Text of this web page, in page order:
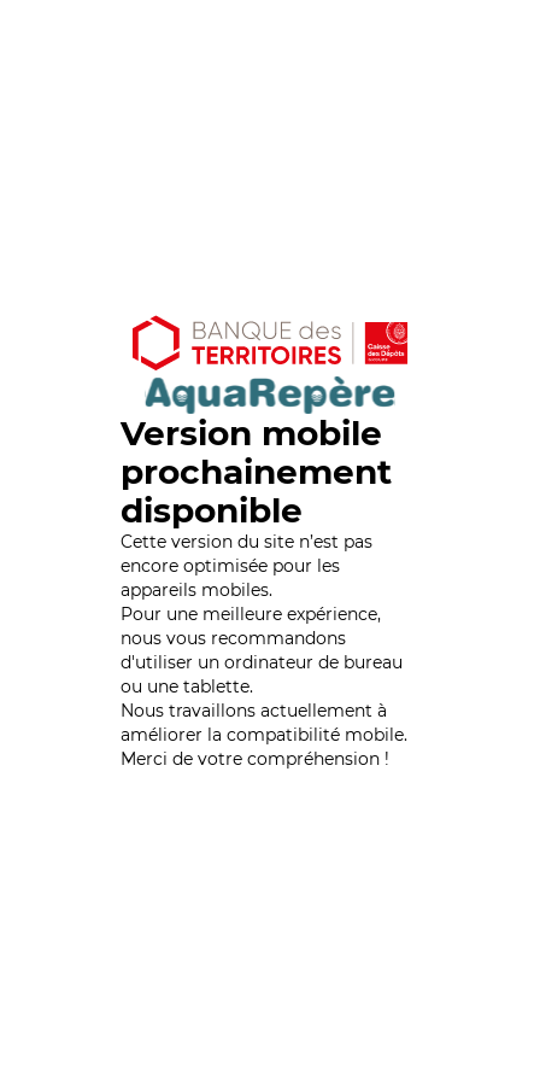
Version mobile
prochainement
disponible
Cette version du site n’est pas
encore optimisée pour les
appareils mobiles.
Pour une meilleure expérience,
nous vous recommandons
d'utiliser un ordinateur de bureau
ou une tablette.
Nous travaillons actuellement à
améliorer la compatibilité mobile.
Merci de votre compréhension !